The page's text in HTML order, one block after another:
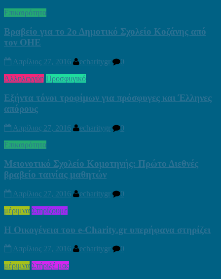
Επικαιρότητα
Βραβείο για το 2ο Δημοτικό Σχολείο Κοζάνης από
τον ΟΗΕ
Απρίλιος 27, 2016 echaritygr
0
Αλληλεγγύη Προσφυγικό
Εξήντα τόνοι τροφίμων για πρόσφυγες και Έλληνες
απόρους
Απρίλιος 27, 2016 echaritygr
0
Επικαιρότητα
Μειονοτικό Σχολείο Κομοτηνής: Πρώτο Διεθνές
βραβείο ταινίας μαθητών
Απρίλιος 27, 2016 echaritygr
0
μέριμνα Στηρίζουμε
Η Οικογένεια του e-Charity.gr υπερήφανα στηρίζει
Απρίλιος 27, 2016 echaritygr
0
μέριμνα Στήριξέ μας